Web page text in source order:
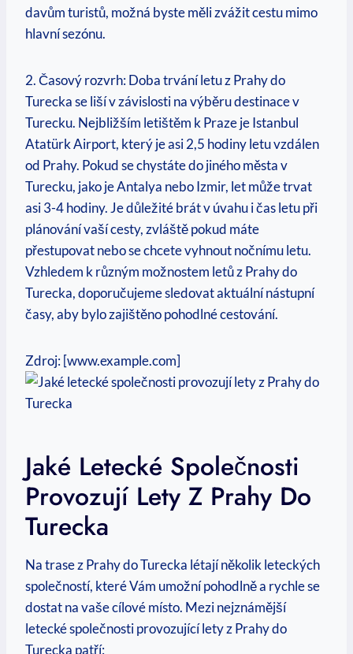
davům turistů, možná byste měli zvážit cestu mimo
hlavní sezónu.
2. Časový rozvrh: Doba trvání letu z Prahy do
Turecka se liší v závislosti na výběru destinace v
Turecku. Nejbližším letištěm k Praze je Istanbul
Atatürk Airport, který je asi 2,5 hodiny letu vzdálen
od Prahy. Pokud se chystáte do jiného města v
Turecku, jako je Antalya nebo Izmir, let může trvat
asi 3-4 hodiny. Je důležité brát v úvahu i čas letu při
plánování vaší cesty, zvláště pokud máte
přestupovat nebo se chcete vyhnout nočnímu letu.
Vzhledem k různým možnostem letů z Prahy do
Turecka, doporučujeme sledovat aktuální nástupní
časy, aby bylo zajištěno pohodlné cestování.
Zdroj: [www.example.com]
Jaké Letecké Společnosti
Provozují Lety Z Prahy Do
Turecka
Na trase z Prahy do Turecka létají několik leteckých
společností, které Vám umožní pohodlně a rychle se
dostat na vaše cílové místo. Mezi nejznámější
letecké společnosti provozující lety z Prahy do
Turecka patří: